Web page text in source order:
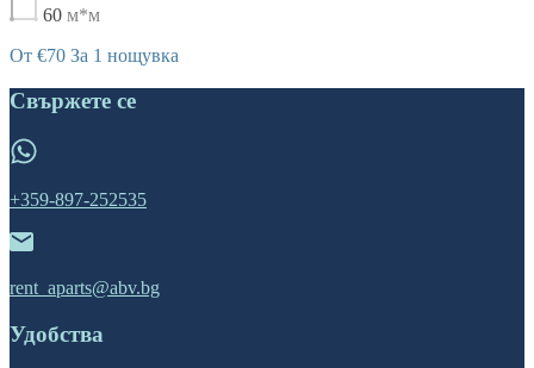
60 м*м
От €70 За 1 нощувка
Свържете се
+359-897-252535
rent_aparts@abv.bg
Удобства